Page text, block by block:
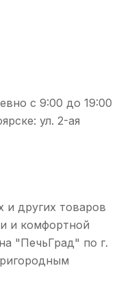
с 9:00 до 19:00
ул. 2-ая
и других товаров
и комфортной
"ПечьГрад" по г.